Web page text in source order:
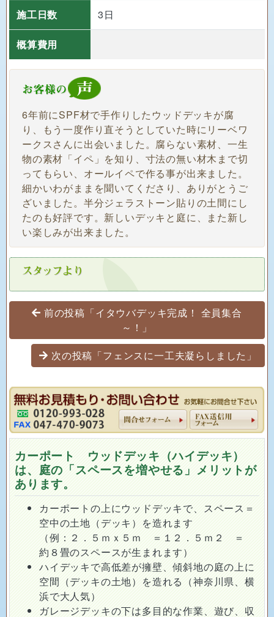
施工日数 3日
概算費用
6年前にSPF材で手作りしたウッドデッキが腐
り、もう一度作り直そうとしていた時にリーベワ
ークスさんに出会いました。腐らない素材、一生
物の素材「イペ」を知り、寸法の無い材木まで切
ってもらい、オールイペで作る事が出来ました。
細かいわがままを聞いてくださり、ありがとうご
ざいました。半分ジェラストーン貼りの土間にし
たのも好評です。新しいデッキと庭に、また新し
い楽しみが出来ました。
投稿ナビゲーション
前の投稿「イタウバデッキ完成！ 全員集合
～！」
次の投稿「フェンスに一工夫凝らしました」
カーポート ウッドデッキ（ハイデッキ）
は、庭の「スペースを増やせる」メリットが
あります。
カーポートの上にウッドデッキで、スペース＝
空中の土地（デッキ）を造れます
（例：２．５ｍｘ５ｍ ＝１２．５ｍ２ ＝
約８畳のスペースが生まれます）
ハイデッキで高低差が擁壁、傾斜地の庭の上に
空間（デッキの土地）を造れる（神奈川県、横
浜で大人気）
ガレージデッキの下は多目的な作業、遊び、収